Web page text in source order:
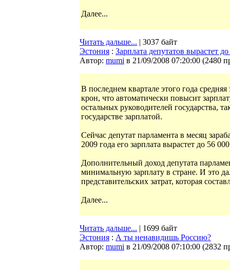
Далее...
Читать дальше... | 3037 байт
Эстония : Зарплата депутатов вырастет
Автор: mumi в 21/09/2008 07:20:00 (2480
В последнем квартале этого года
крон, что автоматически повысит
остальных руководителей государства,
государстве зарплатой.
Сейчас депутат парламента в месяц
2009 года его зарплата вырастет до 56
Дополнительный доход депутата
минимальную зарплату в стране. И это
представительских затрат, которая
Далее...
Читать дальше... | 1699 байт
Эстония : А ты ненавидишь Россию?
Автор: mumi в 21/09/2008 07:10:00 (2832